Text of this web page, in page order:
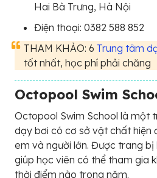
Hai Bà Trưng, Hà Nội
Điện thoại: 0382 588 852
THAM KHẢO: 6 Trung tâm
tốt nhất, học phí phải chăng
Octopool Swim
Octopool Swim School là một
dạy bơi có cơ sở vật chất hiện
em và người lớn. Được trang bị
giúp học viên có thể tham gia
thời điểm nào trong năm.